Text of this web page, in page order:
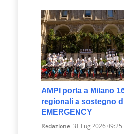
AMPI porta a Milano
regionali a sostegno
EMERGENCY
Redazione 31 Lug 2026 09:25